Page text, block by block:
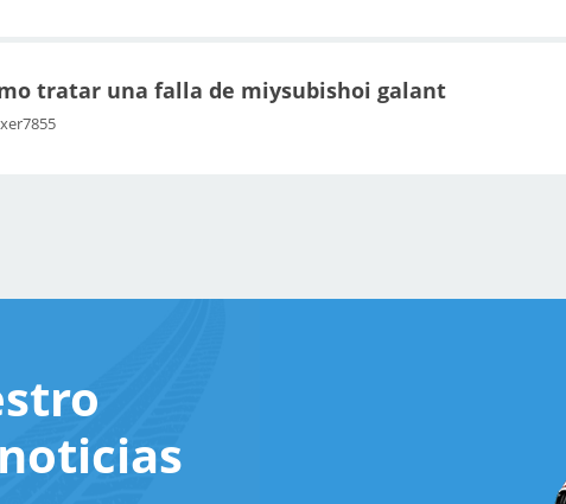
tratar una falla de miysubishoi galant